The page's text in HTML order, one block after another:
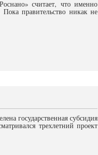
считает, что именно
правительство никак не
государственная субсидия
трехлетний проект